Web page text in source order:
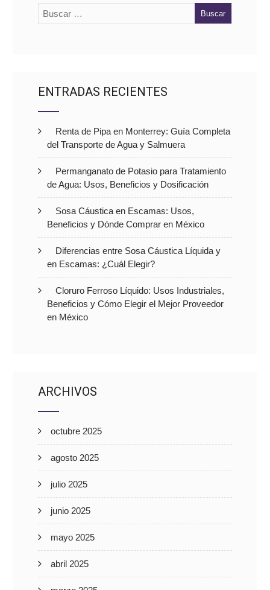
ENTRADAS RECIENTES
Renta de Pipa en Monterrey: Guía Completa
del Transporte de Agua y Salmuera
Permanganato de Potasio para Tratamiento
de Agua: Usos, Beneficios y Dosificación
Sosa Cáustica en Escamas: Usos,
Beneficios y Dónde Comprar en México
Diferencias entre Sosa Cáustica Líquida y
en Escamas: ¿Cuál Elegir?
Cloruro Ferroso Líquido: Usos Industriales,
Beneficios y Cómo Elegir el Mejor Proveedor
en México
ARCHIVOS
octubre 2025
agosto 2025
julio 2025
junio 2025
mayo 2025
abril 2025